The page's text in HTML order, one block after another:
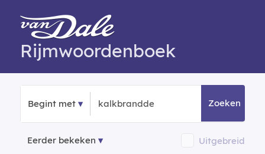
Rijmwoordenboek
Begint met Zoeken
Eerder bekeken Uitgebreid